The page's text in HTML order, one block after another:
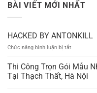
BÀI VIẾT MỚI NHẤT
HACKED BY ANTONKILL
Chức năng bình luận bị tắt
BY
ANTONKILL
Thi Công Trọn Gói Mẫu
Tại Thạch Thất, Hà Nội